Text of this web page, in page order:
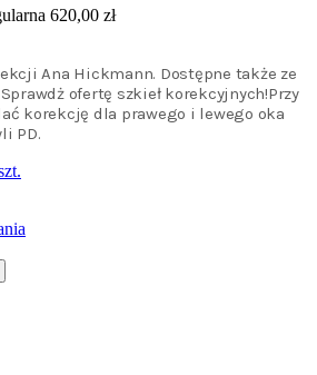
620,00 zł
Ana Hickmann. Dostępne także ze
ofertę szkieł korekcyjnych!Przy
korekcję dla prawego i lewego oka
PD.